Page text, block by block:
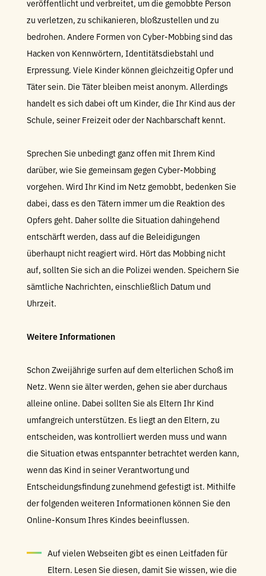
veröffentlicht und verbreitet, um die gemobbte Person
zu verletzen, zu schikanieren, bloßzustellen und zu
bedrohen. Andere Formen von Cyber-Mobbing sind das
Hacken von Kennwörtern, Identitätsdiebstahl und
Erpressung. Viele Kinder können gleichzeitig Opfer und
Täter sein. Die Täter bleiben meist anonym. Allerdings
handelt es sich dabei oft um Kinder, die Ihr Kind aus der
Schule, seiner Freizeit oder der Nachbarschaft kennt.
Sprechen Sie unbedingt ganz offen mit Ihrem Kind
darüber, wie Sie gemeinsam gegen Cyber-Mobbing
vorgehen. Wird Ihr Kind im Netz gemobbt, bedenken Sie
dabei, dass es den Tätern immer um die Reaktion des
Opfers geht. Daher sollte die Situation dahingehend
entschärft werden, dass auf die Beleidigungen
überhaupt nicht reagiert wird. Hört das Mobbing nicht
auf, sollten Sie sich an die Polizei wenden. Speichern Sie
sämtliche Nachrichten, einschließlich Datum und
Uhrzeit.
Weitere Informationen
Schon Zweijährige surfen auf dem elterlichen Schoß im
Netz. Wenn sie älter werden, gehen sie aber durchaus
alleine online. Dabei sollten Sie als Eltern Ihr Kind
umfangreich unterstützen. Es liegt an den Eltern, zu
entscheiden, was kontrolliert werden muss und wann
die Situation etwas entspannter betrachtet werden kann,
wenn das Kind in seiner Verantwortung und
Entscheidungsfindung zunehmend gefestigt ist. Mithilfe
der folgenden weiteren Informationen können Sie den
Online-Konsum Ihres Kindes beeinflussen.
Auf vielen Webseiten gibt es einen Leitfaden für
Eltern. Lesen Sie diesen, damit Sie wissen, wie die